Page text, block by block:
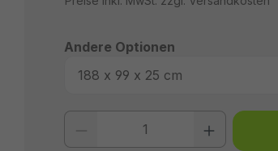
Andere Optionen
Produkt Anzahl: Gib den gewünschten Wert